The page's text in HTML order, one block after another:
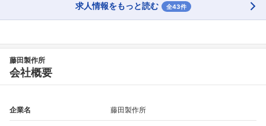
求人情報をもっと読む 全43件
藤田製作所
会社概要
企業名 藤田製作所